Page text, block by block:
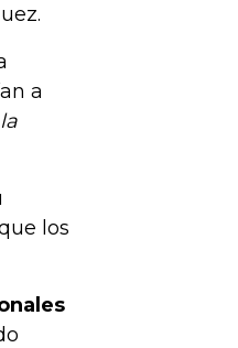
a
los